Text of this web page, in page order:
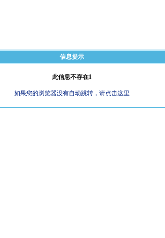
信息提示
此信息不存在1
如果您的浏览器没有自动跳转，请点击这里